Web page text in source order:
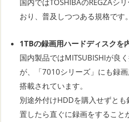
国内ではTOSHIBAのREGZAシ
おり、普及しつつある規格です。
1TBの録画用ハードディスクを
国内製品ではMITSUBISHIが良
が、「7010シリーズ」にも録
搭載されています。
別途外付けHDDを購入せずと
置したら直ぐに録画をすること